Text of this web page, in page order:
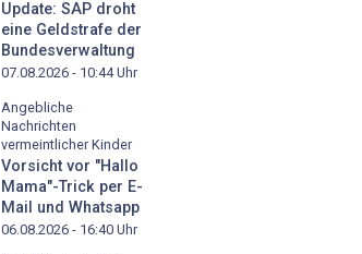
Update: SAP droht
eine Geldstrafe der
Bundesverwaltung
07.08.2026 - 10:44Uhr
Angebliche
Nachrichten
vermeintlicher Kinder
Vorsicht vor "Hallo
Mama"-Trick per E-
Mail und Whatsapp
06.08.2026 - 16:40 Uhr